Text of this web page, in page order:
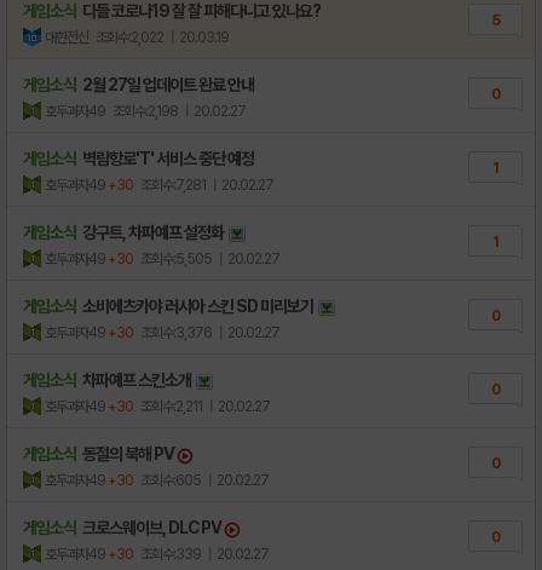
게임소식 다들 코로나19 잘 잘 피해다니고 있나요?
대한전신 조회수:2,022 | 20.03.19
5
게임소식 2월 27일 업데이트 완료 안내
호두과자49 조회수:2,198 | 20.02.27
0
게임소식 벽람항로'T' 서비스 중단 예정
호두과자49 +30 조회수:7,281 | 20.02.27
1
게임소식 강구트, 차파예프 설정화
호두과자49 +30 조회수:5,505 | 20.02.27
1
게임소식 소비에츠카야 러시아 스킨 SD 미리보기
호두과자49 +30 조회수:3,376 | 20.02.27
0
게임소식 차파예프 스킨소개
호두과자49 +30 조회수:2,211 | 20.02.27
0
게임소식 동절의 북해 PV
호두과자49 +30 조회수:605 | 20.02.27
0
게임소식 크로스웨이브, DLC PV
호두과자49 +30 조회수:339 | 20.02.27
0